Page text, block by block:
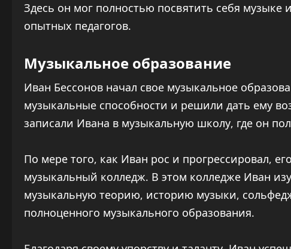
Здесь он мог полностью посвятить себя музыке
опытных педагогов.
Музыкальное образование
Иван Бессонов начал свое музыкальное
музыкальные способности и решили дать ему
записали Ивана в музыкальную школу, где он
По мере того, как Иван рос и прогрессировал,
музыкальный колледж. В этом колледже Иван
музыкальную теорию, историю музыки,
полноценного музыкального образования.